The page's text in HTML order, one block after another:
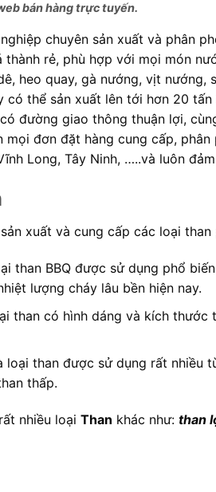
bán hàng trực tuyến.
chuyên sản xuất và phân
rẻ, phù hợp với mọi món
heo quay, gà nướng, vịt
có thể sản xuất lên tới hơn 20
đường giao thông thuận lợi,
đơn đặt hàng cung cấp,
Long, Tây Ninh, …..và luôn
xuất và cung cấp các loại than
than BBQ được sử dụng phổ
lượng cháy lâu bền hiện nay.
than có hình dáng và kích thước
loại than được sử dụng rất nhiều
thấp.
nhiều loại Than khác như: than